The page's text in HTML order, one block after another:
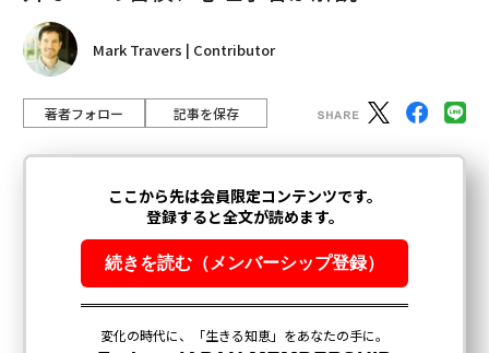
Mark Travers | Contributor
著者フォロー 記事を保存